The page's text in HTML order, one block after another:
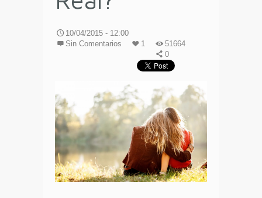
10/04/2015 - 12:00
Sin Comentarios
1
51664
0